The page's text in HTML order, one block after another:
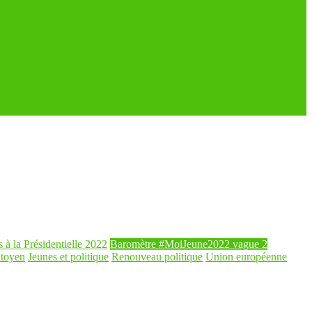
à la Présidentielle 2022 Baromètre #MoiJeune2022 vague 2
Jeunes et politique Renouveau politique Union européenne